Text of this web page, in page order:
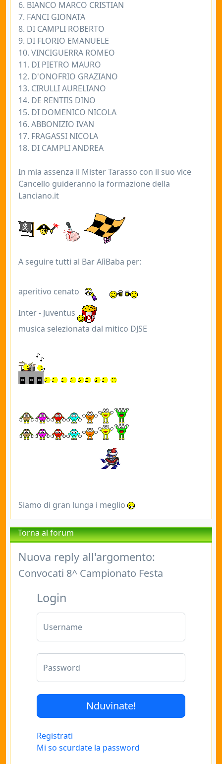
6. BIANCO MARCO CRISTIAN
7. FANCI GIONATA
8. DI CAMPLI ROBERTO
9. DI FLORIO EMANUELE
10. VINCIGUERRA ROMEO
11. DI PIETRO MAURO
12. D'ONOFRIO GRAZIANO
13. CIRULLI AURELIANO
14. DE RENTIIS DINO
15. DI DOMENICO NICOLA
16. ABBONIZIO IVAN
17. FRAGASSI NICOLA
18. DI CAMPLI ANDREA
In mia assenza il Mister Tarasso con il suo vice
Cancello guideranno la formazione della
Lanciano.it
A seguire tutti al Bar AlìBaba per:
aperitivo cenato
Inter - Juventus
musica selezionata dal mitico DJSE
Siamo di gran lunga i meglio
Torna al forum
Nuova reply all'argomento:
Convocati 8^ Campionato Festa
Login
Username
Password
Registrati
Mi so scurdate la password